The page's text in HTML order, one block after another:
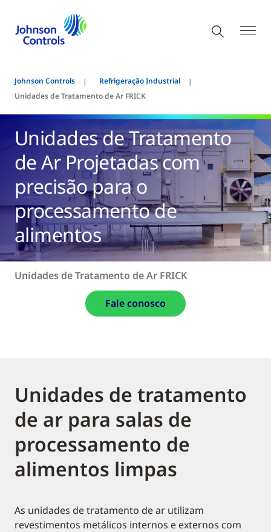
Johnson Controls
Refrigeração Industrial
Unidades de Tratamento de Ar FRICK
Unidades de Tratamento
de Ar Projetadas com
precisão para o
processamento de
alimentos
Unidades de Tratamento de Ar FRICK
Fale conosco
Unidades de tratamento
de ar para salas de
processamento de
alimentos limpas
As unidades de tratamento de ar utilizam
revestimentos metálicos internos e externos com